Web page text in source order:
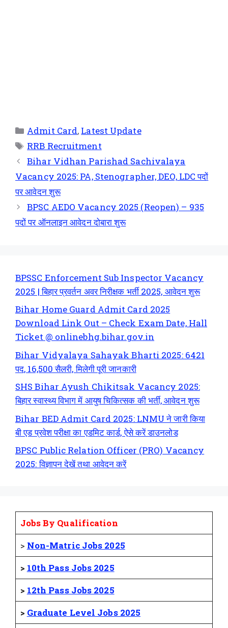
Admit Card, Latest Update
RRB Recruitment
Bihar Vidhan Parishad Sachivalaya
Vacancy 2025: PA, Stenographer, DEO, LDC पदों
पर आवेदन शुरू
BPSC AEDO Vacancy 2025 (Reopen) – 935
पदों पर ऑनलाइन आवेदन दोबारा शुरू
BPSSC Enforcement Sub Inspector Vacancy
2025 | बिहार प्रवर्तन अवर निरीक्षक भर्ती 2025, आवेदन शुरू
Bihar Home Guard Admit Card 2025
Download Link Out – Check Exam Date, Hall
Ticket @ onlinebhg.bihar.gov.in
Bihar Vidyalaya Sahayak Bharti 2025: 6421
पद, 16,500 सैलरी, मिलेगी पूरी जानकारी
SHS Bihar Ayush Chikitsak Vacancy 2025:
बिहार स्वास्थ्य विभाग में आयुष चिकित्सक की भर्ती, आवेदन शुरू
Bihar BED Admit Card 2025: LNMU ने जारी किया
बी एड प्रवेश परीक्षा का एडमिट कार्ड, ऐसे करें डाउनलोड
BPSC Public Relation Officer (PRO) Vacancy
2025: विज्ञापन देखें तथा आवेदन करें
Jobs By Qualification
> Non-Matric Jobs 2025
> 10th Pass Jobs 2025
> 12th Pass Jobs 2025
> Graduate Level Jobs 2025